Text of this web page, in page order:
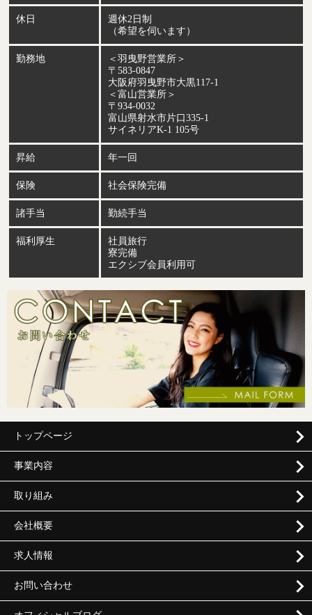
休日
週休2日制
（希望を伺います）
勤務地
＜羽曳野営業所＞
〒583-0847
大阪府羽曳野市大黒117-1
＜富山営業所＞
〒934-0032
富山県射水市片口335-1
サイネリアK-1 105号
昇給 年一回
保険 社会保険完備
諸手当 勤続手当
福利厚生
社員旅行
寮完備
エクシブ会員利用可
トップページ
事業内容
取り組み
会社概要
求人情報
お問い合わせ